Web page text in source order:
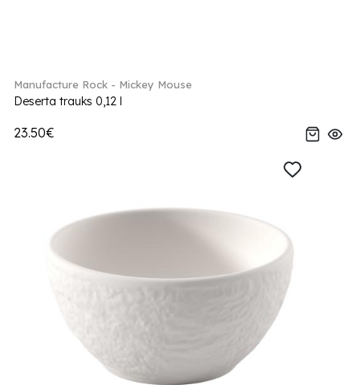
Manufacture Rock - Mickey Mouse
Deserta trauks 0,12 l
23.50€